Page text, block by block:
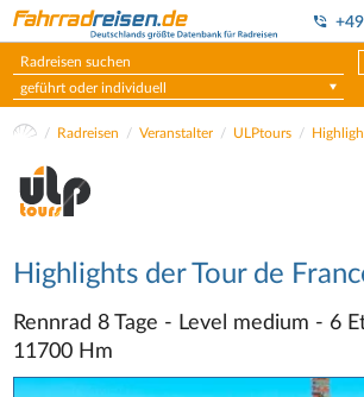
geführt oder individuell
Radreisen Veranstalter ULPtours
Highlights der Tour de
Rennrad 8 Tage - Level medium - 6
11700 Hm